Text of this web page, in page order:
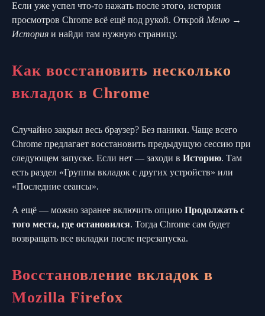
Если уже успел что-то нажать после этого, история
просмотров Chrome всё ещё под рукой. Открой Меню →
История и найди там нужную страницу.
Как восстановить несколько
вкладок в Chrome
Случайно закрыл весь браузер? Без паники. Чаще всего
Chrome предлагает восстановить предыдущую сессию при
следующем запуске. Если нет — заходи в Историю. Там
есть раздел «Группы вкладок с других устройств» или
«Последние сеансы».
А ещё — можно заранее включить опцию Продолжать с
того места, где остановился. Тогда Chrome сам будет
возвращать все вкладки после перезапуска.
Восстановление вкладок в
Mozilla Firefox